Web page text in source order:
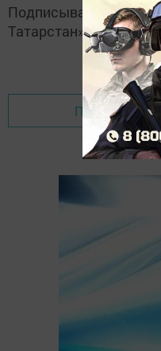
Подписывайтесь на
Татарстан»
Перейти на